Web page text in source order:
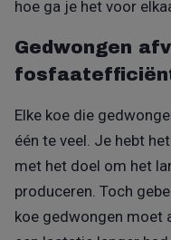
hoe ga je het voor
Gedwongen
Elke koe die
één te veel. Je hebt
met het doel om het
produceren. Toch
koe gedwongen moet